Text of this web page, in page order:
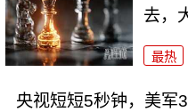
去，
最热
央视短短5秒钟，美军